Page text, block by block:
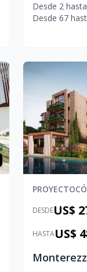
Desde 2 hasta
Desde 67
Bávaro
PROYECTO
DESDEUS$
HASTAUS$